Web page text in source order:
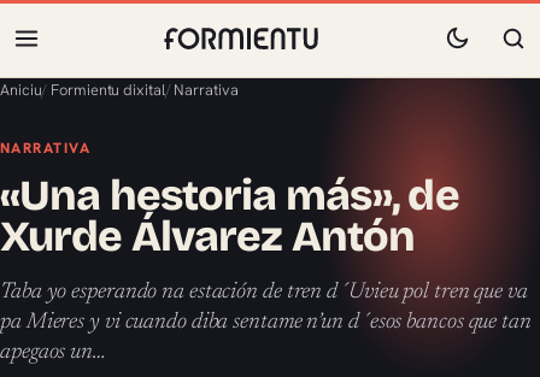
Aniciu/ Formientu dixital/ Narrativa
NARRATIVA
«Una hestoria más», de
Xurde Álvarez Antón
Taba yo esperando na estación de tren d´Uvieu pol tren que va
pa Mieres y vi cuando diba sentame n’un d´esos bancos que tan
apegaos un…